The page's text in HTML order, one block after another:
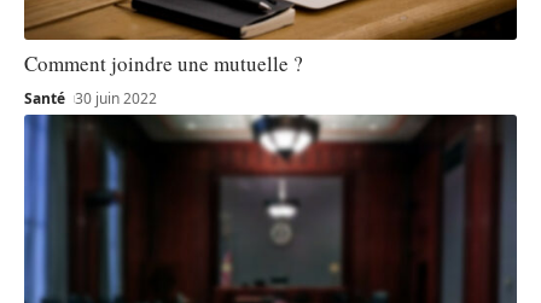
Comment joindre une mutuelle ?
Santé 30 juin 2022